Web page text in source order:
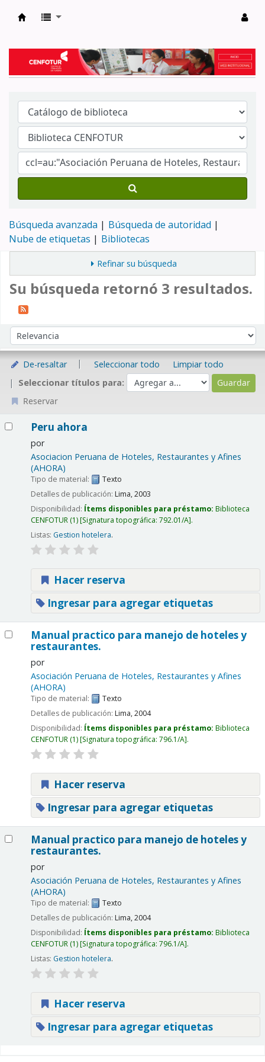
Búsqueda avanzada
Búsqueda de autoridad
Nube de etiquetas
Bibliotecas
Refinar su búsqueda
Su búsqueda retornó 3 resultados.
Ordenar por:
De-resaltar Seleccionar todo
Limpiar todo
Seleccionar títulos para:
Reservar
Peru ahora
por
Asociacion Peruana de Hoteles, Restaurantes y Afines
(AHORA)
Tipo de material:
Texto
Detalles de publicación: Lima,2003
Disponibilidad: Ítems disponibles para préstamo: Biblioteca
CENFOTUR(1) Signatura topográfica: 792.01/A .
Listas: Gestion hotelera.
Hacer reserva
Ingresar para agregar etiquetas
Manual practico para manejo de hoteles y
restaurantes.
por
Asociación Peruana de Hoteles, Restaurantes y Afines
(AHORA)
Tipo de material:
Texto
Detalles de publicación: Lima,2004
Disponibilidad: Ítems disponibles para préstamo: Biblioteca
CENFOTUR(1) Signatura topográfica: 796.1/A .
Hacer reserva
Ingresar para agregar etiquetas
Manual practico para manejo de hoteles y
restaurantes.
por
Asociación Peruana de Hoteles, Restaurantes y Afines
(AHORA)
Tipo de material:
Texto
Detalles de publicación: Lima,2004
Disponibilidad: Ítems disponibles para préstamo: Biblioteca
CENFOTUR(1) Signatura topográfica: 796.1/A .
Listas: Gestion hotelera.
Hacer reserva
Ingresar para agregar etiquetas